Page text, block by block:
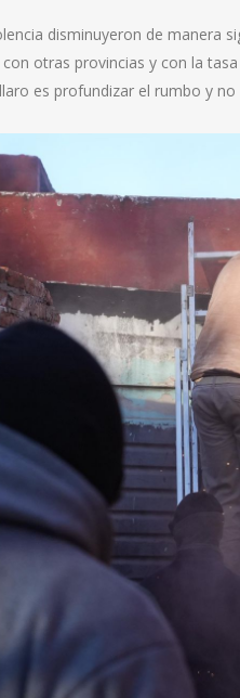
disminuyeron de manera
otras provincias y con la
es profundizar el rumbo y